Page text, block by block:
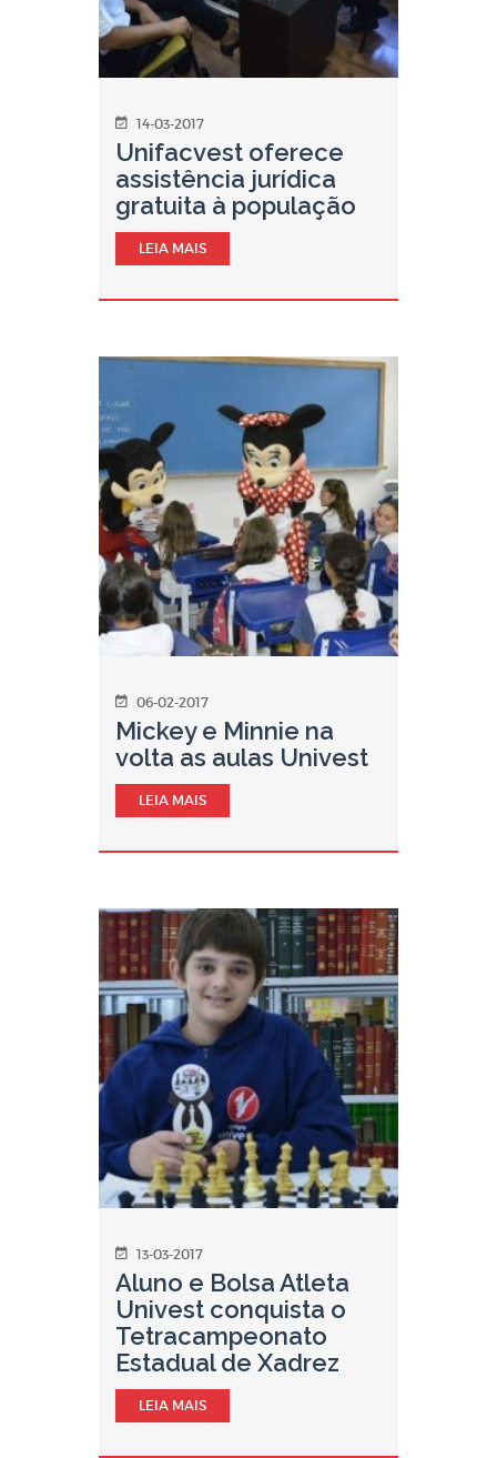
14-03-2017
Unifacvest oferece
assistência jurídica
gratuita à população
LEIA MAIS
06-02-2017
Mickey e Minnie na
volta as aulas Univest
LEIA MAIS
13-03-2017
Aluno e Bolsa Atleta
Univest conquista o
Tetracampeonato
Estadual de Xadrez
LEIA MAIS